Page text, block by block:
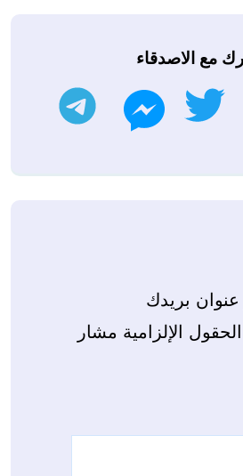
مع الاصدقاء
واتساب تويتر ماسنجر
بريدك
الحقول الإلزامية مشار